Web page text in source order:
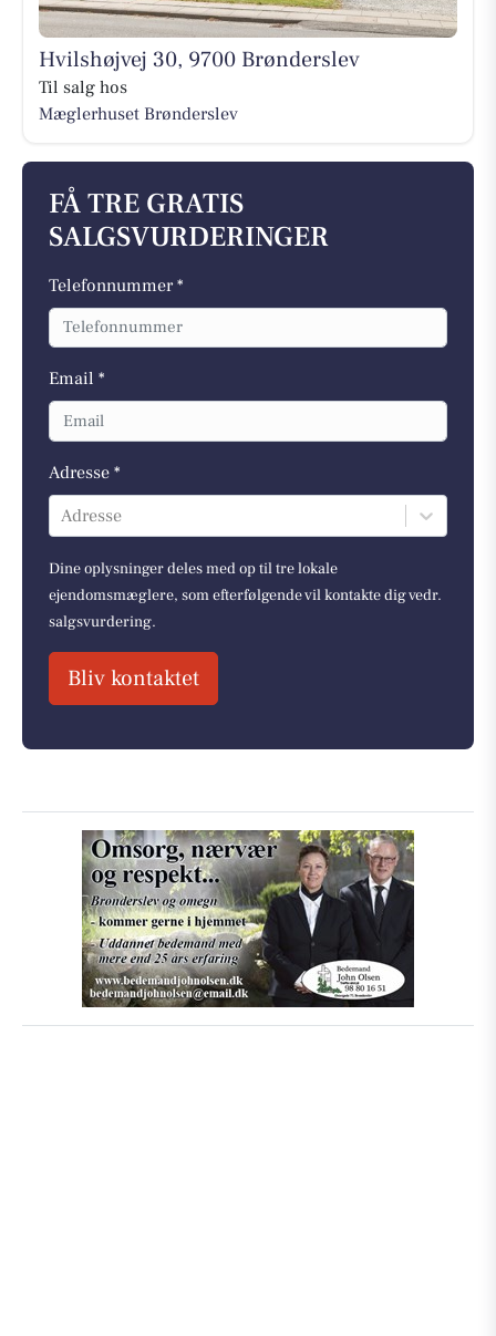
Hvilshøjvej 30, 9700 Brønderslev
Til salg hos
Mæglerhuset Brønderslev
FÅ TRE GRATIS
SALGSVURDERINGER
Telefonnummer *
Email *
Adresse *
Adresse
Dine oplysninger deles med op til tre lokale
ejendomsmæglere, som efterfølgende vil kontakte dig vedr.
salgsvurdering.
Bliv kontaktet